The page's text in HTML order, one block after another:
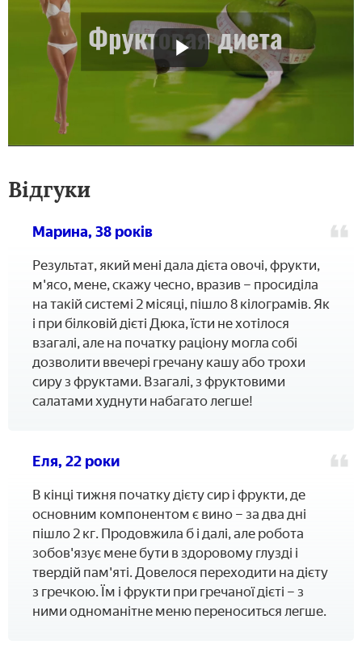
Відгуки
Марина, 38 років
Результат, який мені дала дієта овочі, фрукти,
м'ясо, мене, скажу чесно, вразив – просиділа
на такій системі 2 місяці, пішло 8 кілограмів. Як
і при білковій дієті Дюка, їсти не хотілося
взагалі, але на початку раціону могла собі
дозволити ввечері гречану кашу або трохи
сиру з фруктами. Взагалі, з фруктовими
салатами худнути набагато легше!
Еля, 22 роки
В кінці тижня початку дієту сир і фрукти, де
основним компонентом є вино – за два дні
пішло 2 кг. Продовжила б і далі, але робота
зобов'язує мене бути в здоровому глузді і
твердій пам'яті. Довелося переходити на дієту
з гречкою. Їм і фрукти при гречаної дієті – з
ними одноманітне меню переноситься легше.